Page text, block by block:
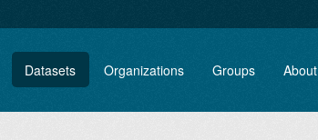
Datasets Organizations Groups About